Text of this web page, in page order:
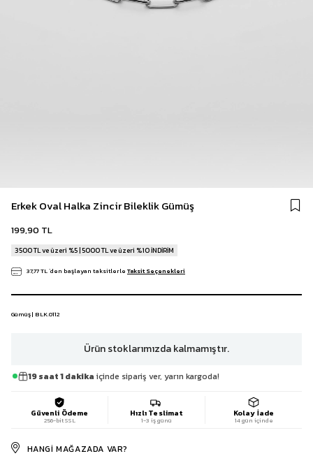
Erkek Oval Halka Zincir Bileklik Gümüş
199,90 TL
3500 TL ve üzeri %5 | 5000 TL ve üzeri %10 İNDİRİM
37,77 TL`den başlayan taksitlerle Taksit Seçenekleri
Gümüş | BLK.0112
Ürün stoklarımızda kalmamıştır.
19 saat 1 dakika içinde sipariş ver, yarın kargoda!
Güvenli Ödeme
256-bit SSL
Hızlı Teslimat
1-3 iş günü
Kolay İade
14 gün içinde
HANGI MAĞAZADA VAR?